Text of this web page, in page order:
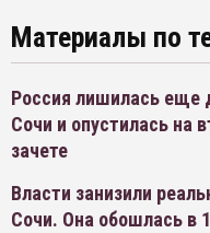
Материалы по
Россия лишилась еще
Сочи и опустилась на
зачете
Власти занизили
Сочи. Она обошлась в